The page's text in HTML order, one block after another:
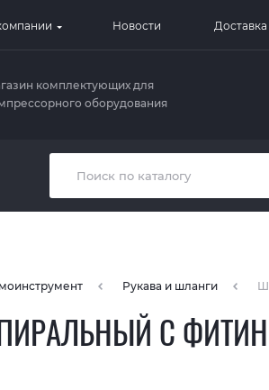
Новости Доставка
комплектующих для
оборудования
Рукава и шланги
С